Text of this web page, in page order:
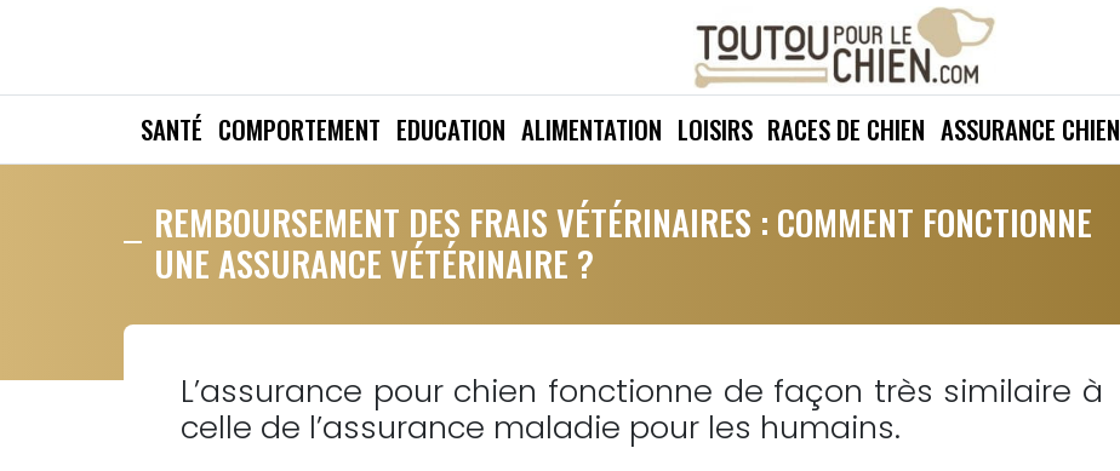
SANTÉ COMPORTEMENT EDUCATION ALIMENTATION LOISIRS RACES DE CHIEN ASSURANCE CHIEN
REMBOURSEMENT DES FRAIS VÉTÉRINAIRES : COMMENT FONCTIONNE
UNE ASSURANCE VÉTÉRINAIRE ?
L’assurance pour chien fonctionne de façon très similaire à
celle de l’assurance maladie pour les humains.